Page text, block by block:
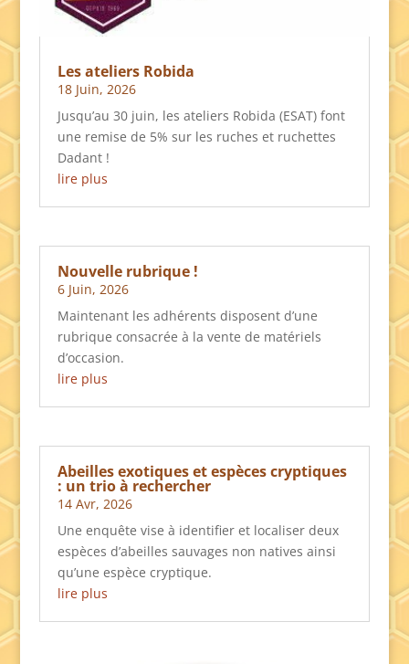
Les ateliers Robida
18 Juin, 2026
Jusqu’au 30 juin, les ateliers Robida (ESAT) font
une remise de 5% sur les ruches et ruchettes
Dadant !
lire plus
Nouvelle rubrique !
6 Juin, 2026
Maintenant les adhérents disposent d’une
rubrique consacrée à la vente de matériels
d’occasion.
lire plus
Abeilles exotiques et espèces cryptiques
: un trio à rechercher
14 Avr, 2026
Une enquête vise à identifier et localiser deux
espèces d’abeilles sauvages non natives ainsi
qu’une espèce cryptique.
lire plus